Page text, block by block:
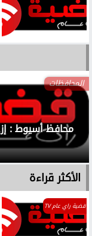
المحافظات
الأكثر قراءة
قضية راي عام TV